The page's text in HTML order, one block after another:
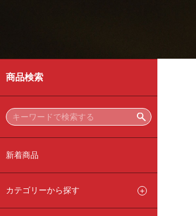
商品検索
新着商品
カテゴリーから探す